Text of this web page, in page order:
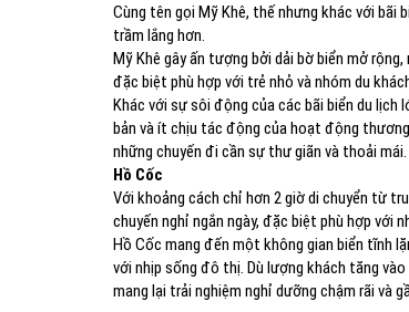
Cùng tên gọi Mỹ Khê, thế nhưng khác với bãi
trầm lắng hơn.
Mỹ Khê gây ấn tượng bởi dải bờ biển mở
đặc biệt phù hợp với trẻ nhỏ và nhóm du
Khác với sự sôi động của các bãi biển du lịch
bản và ít chịu tác động của hoạt động
những chuyến đi cần sự thư giãn và thoải mái.
Hồ Cốc
Với khoảng cách chỉ hơn 2 giờ di chuyển từ
chuyến nghỉ ngắn ngày, đặc biệt phù hợp với
Hồ Cốc mang đến một không gian biển tĩnh
với nhịp sống đô thị. Dù lượng khách tăng
mang lại trải nghiệm nghỉ dưỡng chậm rãi và